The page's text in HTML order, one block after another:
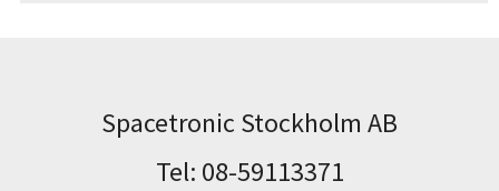
Spacetronic Stockholm AB
Tel: 08-59113371